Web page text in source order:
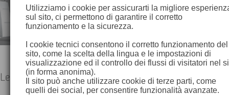
Leica Serie P
Utilizziamo i cookie per assicurarti la migliore
sul sito, ci permettono di garantire il corretto
funzionamento e la sicurezza.
I cookie tecnici consentono il corretto funzionamento del
sito, come la scelta della lingua e le impostazioni di
visualizzazione ed il controllo dei flussi di visitatori nel
(in forma anonima).
Il sito può anche utilizzare cookie di terze parti, come
quelli dei social, per consentire funzionalità avanzate.